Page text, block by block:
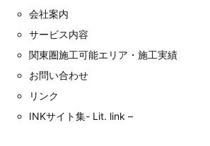
会社案内
サービス内容
関東圏施工可能エリア・施工実績
お問い合わせ
リンク
INKサイト集- Lit. link –